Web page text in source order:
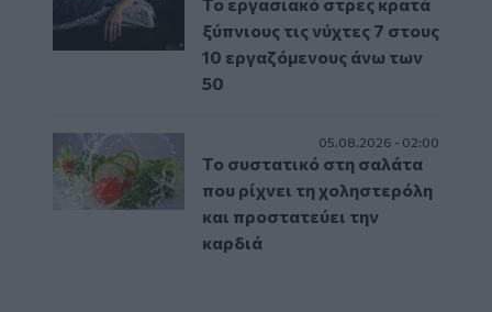
ξύπνιους τις νύχτες 7 στους
10 εργαζόμενους άνω των
50
05.08.2026 - 02:00
Το συστατικό στη σαλάτα
που ρίχνει τη χοληστερόλη
και προστατεύει την
καρδιά